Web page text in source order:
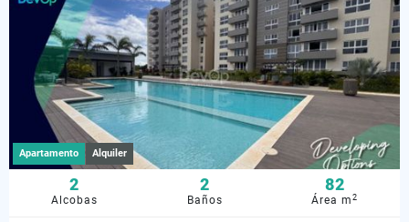
Apartamento Alquiler
2
Alcobas
2
Baños
82
Área m2